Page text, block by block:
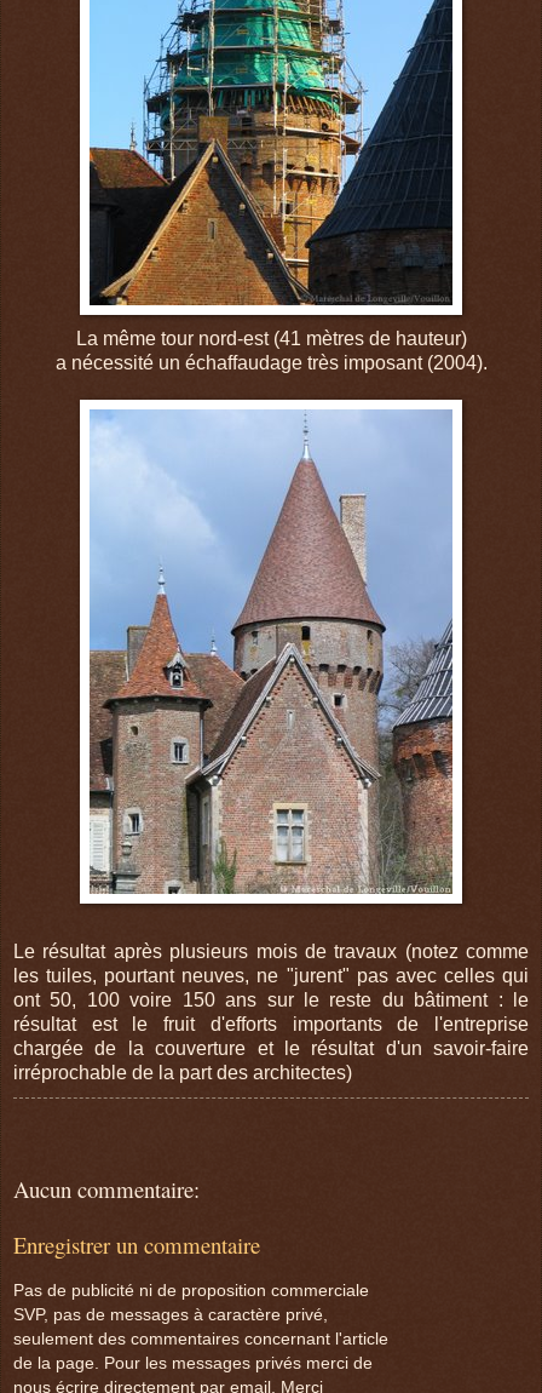
La même tour nord-est (41 mètres de hauteur)
a nécessité un échaffaudage très imposant (2004).
Le résultat après plusieurs mois de travaux (notez comme
les tuiles, pourtant neuves, ne "jurent" pas avec celles qui
ont 50, 100 voire 150 ans sur le reste du bâtiment : le
résultat est le fruit d'efforts importants de l'entreprise
chargée de la couverture et le résultat d'un savoir-faire
irréprochable de la part des architectes)
Aucun commentaire:
Enregistrer un commentaire
Pas de publicité ni de proposition commerciale
SVP, pas de messages à caractère privé,
seulement des commentaires concernant l'article
de la page. Pour les messages privés merci de
nous écrire directement par email. Merci